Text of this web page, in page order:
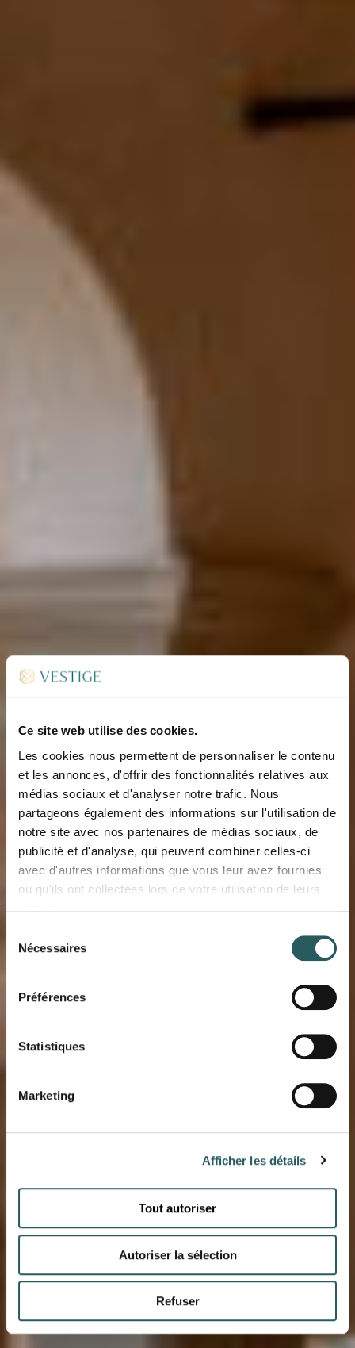
Ce site web utilise des cookies.
Les cookies nous permettent de personnaliser le contenu
et les annonces, d'offrir des fonctionnalités relatives aux
médias sociaux et d'analyser notre trafic. Nous
partageons également des informations sur l'utilisation de
notre site avec nos partenaires de médias sociaux, de
publicité et d'analyse, qui peuvent combiner celles-ci
avec d'autres informations que vous leur avez fournies
ou qu'ils ont collectées lors de votre utilisation de leurs
Nécessaires
Préférences
Statistiques
Marketing
Afficher les détails
Tout autoriser
Autoriser la sélection
Refuser
BIENVENUE AU